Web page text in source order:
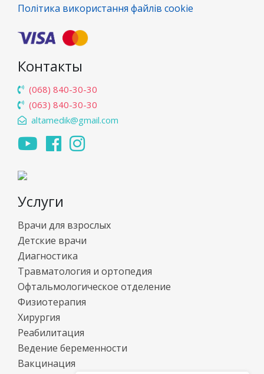
Політика використання файлів cookie
Контакты
(068) 840-30-30
(063) 840-30-30
altamedik@gmail.com
Услуги
Врачи для взрослых
Детские врачи
Диагностика
Травматология и ортопедия
Офтальмологическое отделение
Физиотерапия
Хирургия
Реабилитация
Ведение беременности
Вакцинация